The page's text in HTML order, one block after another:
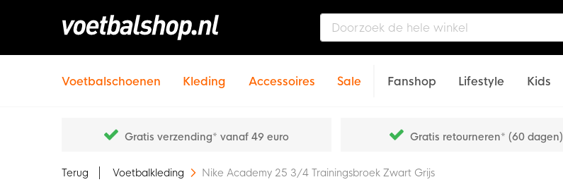
Voetbalschoenen Kleding Accessoires Sale Fanshop Lifestyle Kids
Gratis verzending* vanaf 49 euro Gratis retourneren* (60 dagen)
Terug Voetbalkleding Nike Academy 25 3/4 Trainingsbroek Zwart Grijs